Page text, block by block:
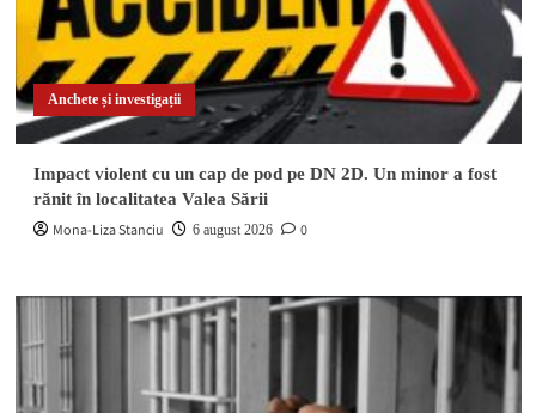
Anchete și investigații
Impact violent cu un cap de pod pe DN 2D. Un minor a fost
rănit în localitatea Valea Sării
Mona-Liza Stanciu 6 august 2026 0